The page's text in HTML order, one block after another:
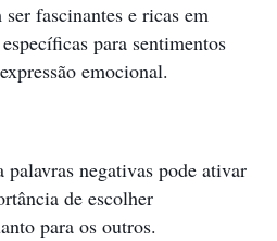
fascinantes e ricas em
para sentimentos
emocional.
negativas pode ativar
de escolher
para os outros.